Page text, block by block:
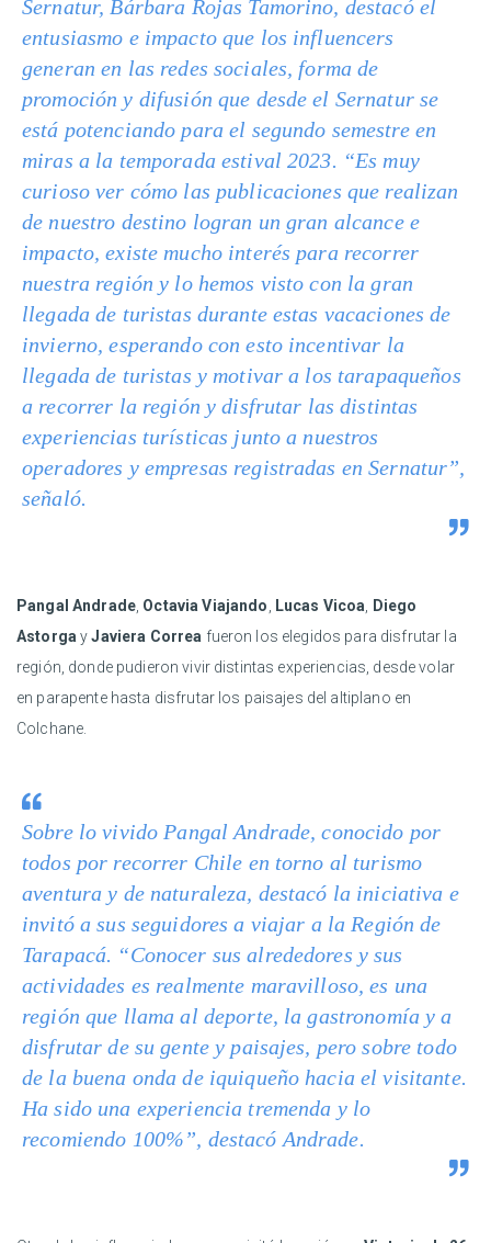
Sernatur, Bárbara Rojas Tamorino, destacó el
entusiasmo e impacto que los influencers
generan en las redes sociales, forma de
promoción y difusión que desde el Sernatur se
está potenciando para el segundo semestre en
miras a la temporada estival 2023. “Es muy
curioso ver cómo las publicaciones que realizan
de nuestro destino logran un gran alcance e
impacto, existe mucho interés para recorrer
nuestra región y lo hemos visto con la gran
llegada de turistas durante estas vacaciones de
invierno, esperando con esto incentivar la
llegada de turistas y motivar a los tarapaqueños
a recorrer la región y disfrutar las distintas
experiencias turísticas junto a nuestros
operadores y empresas registradas en Sernatur”,
señaló.
Pangal Andrade, Octavia Viajando Lucas Vicoa
Diego
Astorga yJaviera Correa fueron los elegidos para disfrutar la
región, donde pudieron vivir distintas experiencias, desde volar
en parapente hasta disfrutar los paisajes del altiplano en
Colchane.
Sobre lo vivido Pangal Andrade, conocido por
todos por recorrer Chile en torno al turismo
aventura y de naturaleza, destacó la iniciativa e
invitó a sus seguidores a viajar a la Región de
Tarapacá. “Conocer sus alrededores y sus
actividades es realmente maravilloso, es una
región que llama al deporte, la gastronomía y a
disfrutar de su gente y paisajes, pero sobre todo
de la buena onda de iquiqueño hacia el visitante.
Ha sido una experiencia tremenda y lo
recomiendo 100%”, destacó Andrade.